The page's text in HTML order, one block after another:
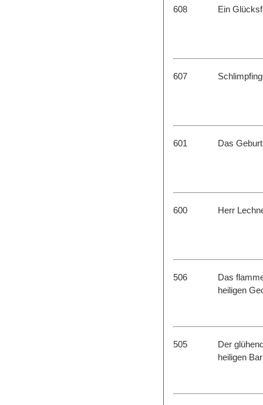
608 Ein
607
601 Das
600 Herr
506
Das
heiligen
505
Der
heiligen